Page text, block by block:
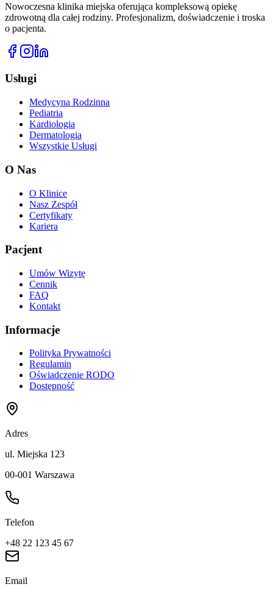
Nowoczesna klinika miejska oferująca kompleksową opiekę
zdrowotną dla całej rodziny. Profesjonalizm, doświadczenie i troska
o pacjenta.
Usługi
Medycyna Rodzinna
Pediatria
Kardiologia
Dermatologia
Wszystkie Usługi
O Nas
O Klinice
Nasz Zespół
Certyfikaty
Kariera
Pacjent
Umów Wizytę
Cennik
FAQ
Kontakt
Informacje
Polityka Prywatności
Regulamin
Oświadczenie RODO
Dostępność
Adres
ul. Miejska 123
00-001 Warszawa
Telefon
+48 22 123 45 67
Email